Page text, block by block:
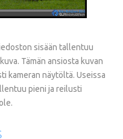
sisään tallentuu
Tämän ansiosta kuvan
kameran näytöltä. Useissa
pieni ja reilusti